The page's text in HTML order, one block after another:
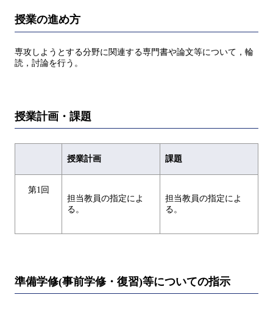
授業の進め方
専攻しようとする分野に関連する専門書や論文等について，輪
読，討論を行う。
授業計画・課題
授業計画 課題
第1回
担当教員の指定によ
る。
担当教員の指定によ
る。
準備学修(事前学修・復習)等についての指示